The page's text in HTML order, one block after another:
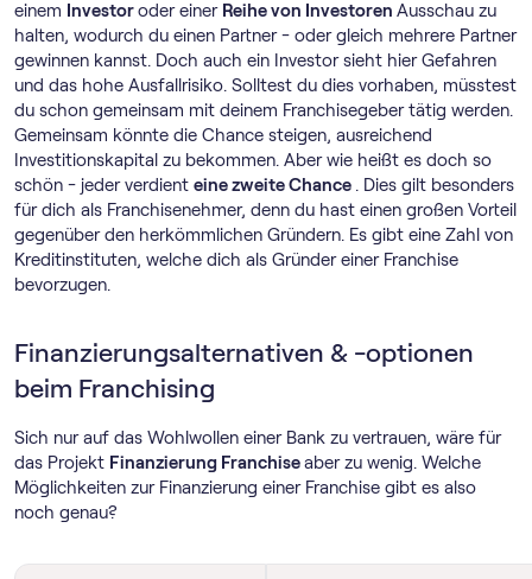
einem Investoroder einer Reihe von Investoren Ausschau zu
halten, wodurch du einen Partner - oder gleich mehrere Partner
gewinnen kannst. Doch auch ein Investor sieht hier Gefahren
und das hohe Ausfallrisiko. Solltest du dies vorhaben, müsstest
du schon gemeinsam mit deinem Franchisegeber tätig werden.
Gemeinsam könnte die Chance steigen, ausreichend
Investitionskapital zu bekommen. Aber wie heißt es doch so
schön - jeder verdient eine zweite Chance . Dies gilt besonders
für dich als Franchisenehmer, denn du hast einen großen Vorteil
gegenüber den herkömmlichen Gründern. Es gibt eine Zahl von
Kreditinstituten, welche dich als Gründer einer Franchise
bevorzugen.
Finanzierungsalternativen & -optionen
beim Franchising
Sich nur auf das Wohlwollen einer Bank zu vertrauen, wäre für
das Projekt Finanzierung Franchiseaber zu wenig. Welche
Möglichkeiten zur Finanzierung einer Franchise gibt es also
noch genau?